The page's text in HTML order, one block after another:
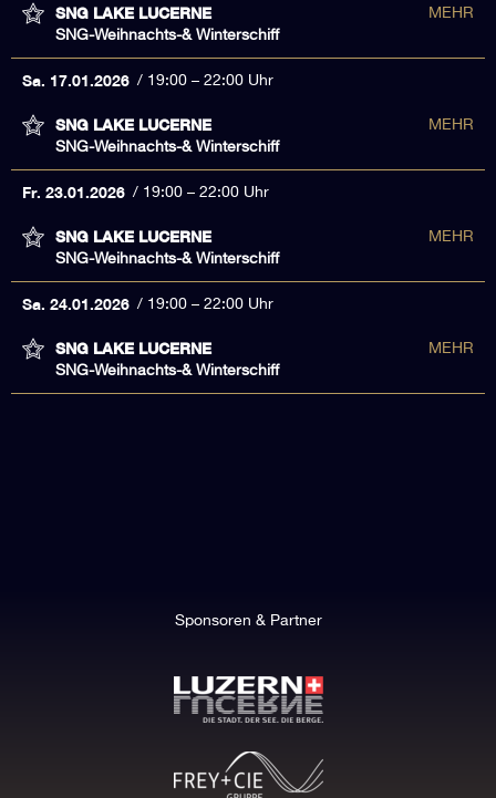
SNG LAKE LUCERNE
SNG-Weihnachts-& Winterschiff
MEHR
Sa. 17.01.2026 19:00 – 22:00 Uhr
SNG LAKE LUCERNE
SNG-Weihnachts-& Winterschiff
MEHR
Fr. 23.01.2026 19:00 – 22:00 Uhr
SNG LAKE LUCERNE
SNG-Weihnachts-& Winterschiff
MEHR
Sa. 24.01.2026 19:00 – 22:00 Uhr
SNG LAKE LUCERNE
SNG-Weihnachts-& Winterschiff
MEHR
Sponsoren & Partner